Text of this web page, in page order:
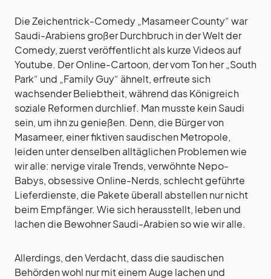
Die Zeichentrick-Comedy „Masameer County“ war
Saudi-Arabiens großer Durchbruch in der Welt der
Comedy, zuerst veröffentlicht als kurze Videos auf
Youtube. Der Online-Cartoon, der vom Ton her „South
Park“ und „Family Guy“ ähnelt, erfreute sich
wachsender Beliebtheit, während das Königreich
soziale Reformen durchlief. Man musste kein Saudi
sein, um ihn zu genießen. Denn, die Bürger von
Masameer, einer fiktiven saudischen Metropole,
leiden unter denselben alltäglichen Problemen wie
wir alle: nervige virale Trends, verwöhnte Nepo-
Babys, obsessive Online-Nerds, schlecht geführte
Lieferdienste, die Pakete überall abstellen nur nicht
beim Empfänger. Wie sich herausstellt, leben und
lachen die Bewohner Saudi-Arabien so wie wir alle.
Allerdings, den Verdacht, dass die saudischen
Behörden wohl nur mit einem Auge lachen und